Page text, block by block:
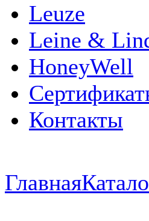
Leuze
Leine &
HoneyWell
Контакты
Главная